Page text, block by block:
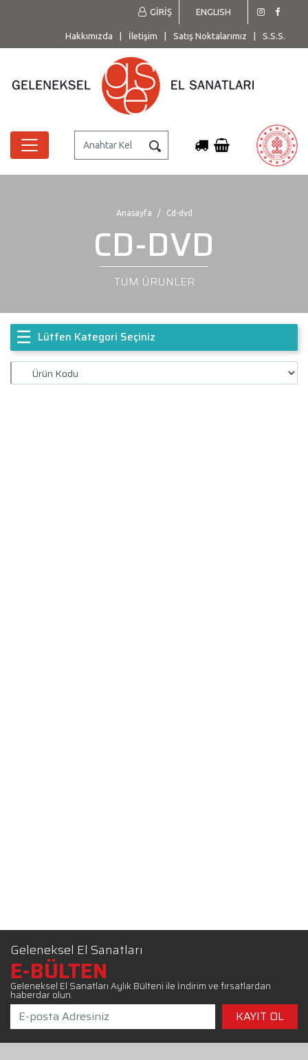
ENGLISH
GİRİŞ
Hakkımızda İletişim Satış Noktalarımız S.S.S.
Anasayfa Cd-dvd
CD-DVD
TÜM ÜRÜNLER
☰ Lütfen Kategori Seçiniz
Geleneksel El Sanatları
E-BÜLTEN
Geleneksel El Sanatları Aylık Bülteni ile İndirim ve fırsatlardan
haberdar olun.